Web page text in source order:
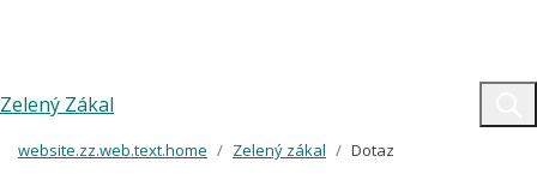
Zelený Zákal
website.zz.web.text.home Zelený zákal Dotaz